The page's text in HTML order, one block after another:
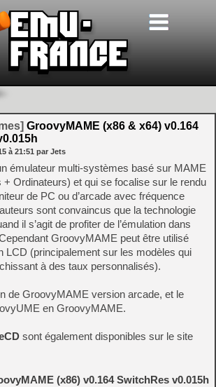
GroovyMAME (x86 & x64) v0.164
à 21:51 par Jets
émulateur multi-systèmes basé sur MAME
Ordinateurs) et qui se focalise sur le rendu
de PC ou d’arcade avec fréquence
sont convaincus que la technologie
il s’agit de profiter de l’émulation dans
GroovyMAME peut être utilisé
LCD (principalement sur les modèles qui
à des taux personnalisés).
de GroovyMAME version arcade, et le
en GroovyMAME.
sont également disponibles sur le site
(x86) v0.164 SwitchRes v0.015h